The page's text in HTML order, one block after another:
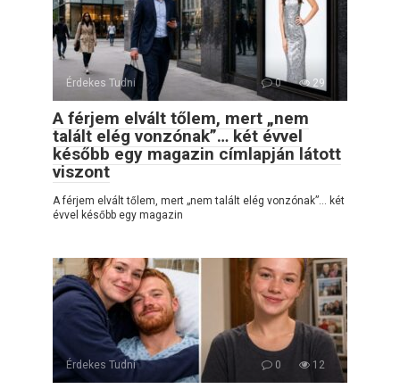
Érdekes Tudni 0 29
A férjem elvált tőlem, mert „nem
talált elég vonzónak”… két évvel
később egy magazin címlapján látott
viszont
A férjem elvált tőlem, mert „nem talált elég vonzónak”… két
évvel később egy magazin
Érdekes Tudni 0 12